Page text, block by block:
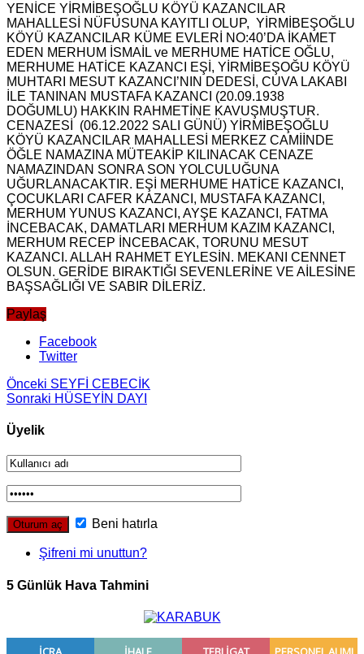
YENİCE YİRMİBEŞOĞLU KÖYÜ KAZANCILAR
MAHALLESİ NÜFUSUNA KAYITLI OLUP, YİRMİBEŞOĞLU
KÖYÜ KAZANCILAR KÜME EVLERİ NO:40’DA İKAMET
EDEN MERHUM İSMAİL ve MERHUME HATİCE OĞLU,
MERHUME HATİCE KAZANCI EŞİ, YİRMİBEŞOĞU KÖYÜ
MUHTARI MESUT KAZANCI’NIN DEDESİ, CUVA LAKABI
İLE TANINAN MUSTAFA KAZANCI (20.09.1938
DOĞUMLU) HAKKIN RAHMETİNE KAVUŞMUŞTUR.
CENAZESİ (06.12.2022 SALI GÜNÜ) YİRMİBEŞOĞLU
KÖYÜ KAZANCILAR MAHALLESİ MERKEZ CAMİİNDE
ÖĞLE NAMAZINA MÜTEAKİP KILINACAK CENAZE
NAMAZINDAN SONRA SON YOLCULUĞUNA
UĞURLANACAKTIR. EŞİ MERHUME HATİCE KAZANCI,
ÇOCUKLARI CAFER KAZANCI, MUSTAFA KAZANCI,
MERHUM YUNUS KAZANCI, AYŞE KAZANCI, FATMA
İNCEBACAK, DAMATLARI MERHUM KAZIM KAZANCI,
MERHUM RECEP İNCEBACAK, TORUNU MESUT
KAZANCI. ALLAH RAHMET EYLESİN. MEKANI CENNET
OLSUN. GERİDE BIRAKTIĞI SEVENLERİNE VE AİLESİNE
BAŞSAĞLIĞI VE SABIR DİLERİZ.
Paylaş
Facebook
Twitter
Önceki SEYFİ CEBECİK
Sonraki HÜSEYİN DAYI
Üyelik
Beni hatırla
Şifreni mi unuttun?
5 Günlük Hava Tahmini